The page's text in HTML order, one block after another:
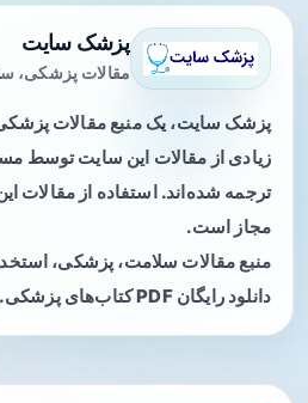
پزشک سایت
مقالات پزشکی،
پزشک سایت، یک منبع مقالات
زیادی از مقالات این سایت توسط
ترجمه شده‌اند. استفاده از مقالات
مجاز است.
منبع مقالات سلامت، پزشکی،
دانلود رایگان PDF کتاب‌های پزشکی.